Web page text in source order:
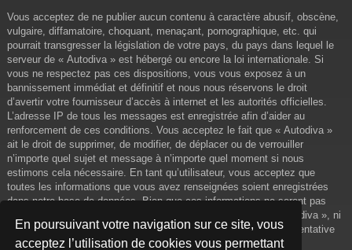
En poursuivant votre navigation sur ce site, vous
acceptez l’utilisation de cookies vous permettant
Vous acceptez de ne publier aucun contenu à caractère abusif, obscène,
vulgaire, diffamatoire, choquant, menaçant, pornographique, etc. qui
pourrait transgresser la législation de votre pays, du pays dans lequel le
serveur de « Autodiva » est hébergé ou encore la loi internationale. Si
vous ne respectez pas ces dispositions, vous vous exposez à un
bannissement immédiat et définitif et nous nous réservons le droit
d’avertir votre fournisseur d’accès à internet et les autorités officielles.
L’adresse IP de tous les messages est enregistrée afin d’aider au
renforcement de ces conditions. Vous acceptez le fait que « Autodiva »
ait le droit de supprimer, de modifier, de déplacer ou de verrouiller
n’importe quel sujet et message à n’importe quel moment si nous
estimons cela nécessaire. En tant qu’utilisateur, vous acceptez que
toutes les informations que vous avez renseignées soient enregistrées
dans notre base de données. Bien que ces informations ne seront pas
diffusées à une tierce partie sans votre consentement, ni « Autodiva », ni
phpBB, ne pourront être tenus comme responsables en cas de tentative
de piratage informatique visant à compromettre vos données.